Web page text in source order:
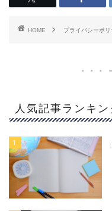
HOME プライバシーポ
人気記事ランキン
1